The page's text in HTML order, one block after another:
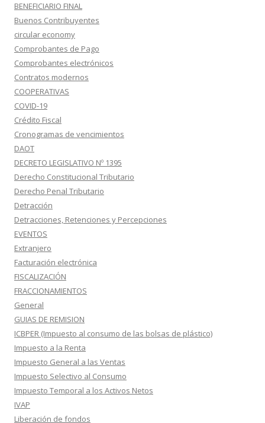
BENEFICIARIO FINAL
Buenos Contribuyentes
circular economy
Comprobantes de Pago
Comprobantes electrónicos
Contratos modernos
COOPERATIVAS
COVID-19
Crédito Fiscal
Cronogramas de vencimientos
DAOT
DECRETO LEGISLATIVO Nº 1395
Derecho Constitucional Tributario
Derecho Penal Tributario
Detracción
Detracciones, Retenciones y Percepciones
EVENTOS
Extranjero
Facturación electrónica
FISCALIZACIÓN
FRACCIONAMIENTOS
General
GUIAS DE REMISION
ICBPER (Impuesto al consumo de las bolsas de plástico)
Impuesto a la Renta
Impuesto General a las Ventas
Impuesto Selectivo al Consumo
Impuesto Temporal a los Activos Netos
IVAP
Liberación de fondos